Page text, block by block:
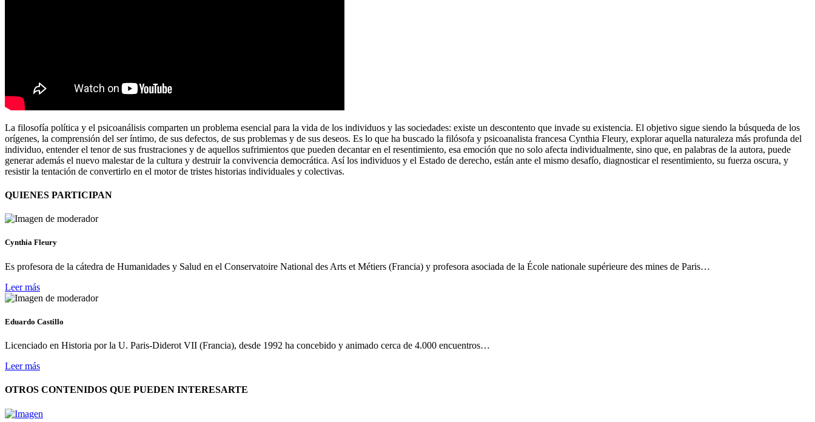
La filosofía política y el psicoanálisis comparten un problema esencial para la vida de los individuos y las sociedades: existe un descontento que invade su existencia. El objetivo sigue siendo la búsqueda de los
orígenes, la comprensión del ser íntimo, de sus defectos, de sus problemas y de sus deseos. Es lo que ha buscado la filósofa y psicoanalista francesa Cynthia Fleury, explorar aquella naturaleza más profunda del
individuo, entender el tenor de sus frustraciones y de aquellos sufrimientos que pueden decantar en el resentimiento, esa emoción que no solo afecta individualmente, sino que, en palabras de la autora, puede
generar además el nuevo malestar de la cultura y destruir la convivencia democrática. Así los individuos y el Estado de derecho, están ante el mismo desafío, diagnosticar el resentimiento, su fuerza oscura, y
resistir la tentación de convertirlo en el motor de tristes historias individuales y colectivas.
QUIENES PARTICIPAN
Cynthia Fleury
Es profesora de la cátedra de Humanidades y Salud en el Conservatoire National des Arts et Métiers (Francia) y profesora asociada de la École nationale supérieure des mines de Paris…
Leer más
Eduardo Castillo
Licenciado en Historia por la U. Paris-Diderot VII (Francia), desde 1992 ha concebido y animado cerca de 4.000 encuentros…
Leer más
OTROS CONTENIDOS QUE PUEDEN INTERESARTE